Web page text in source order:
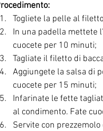
Togliete la pelle al
In una padella mettete
cuocete per 10 minuti;
Tagliate il filetto di
Aggiungete la salsa di
cuocete per 15 minuti;
Infarinate le fette
al condimento. Fate
Servite con prezzemolo